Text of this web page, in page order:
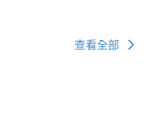
查看全部